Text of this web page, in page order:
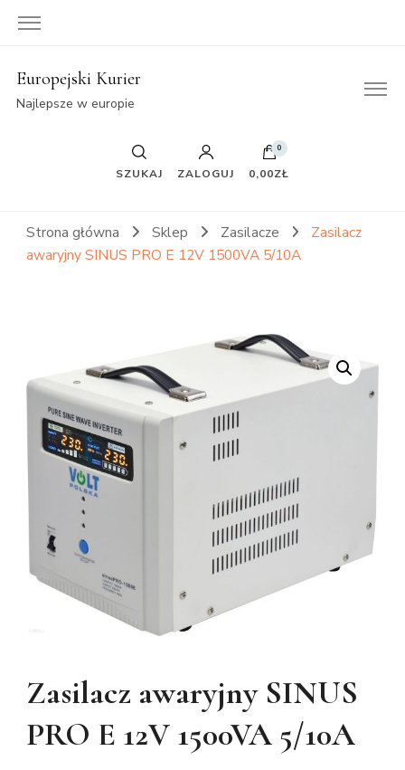
Europejski Kurier
Najlepsze w europie
SZUKAJ ZALOGUJ
0
0,00ZŁ
Strona główna Sklep Zasilacze
Zasilacz
awaryjny SINUS PRO E 12V 1500VA 5/10A
Zasilacz awaryjny SINUS
PRO E 12V 1500VA 5/10A